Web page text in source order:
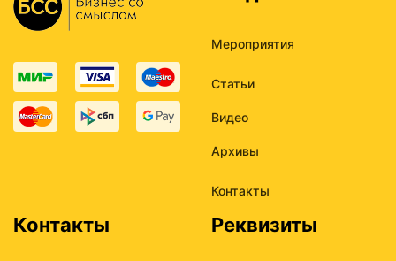
Мероприятия
Статьи
Видео
Архивы
Контакты
Контакты Реквизиты